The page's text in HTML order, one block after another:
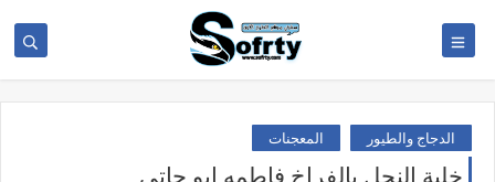
الدجاج والطيور المعجنات
خلية النحل بالفراخ فاطمه ابو حاتي